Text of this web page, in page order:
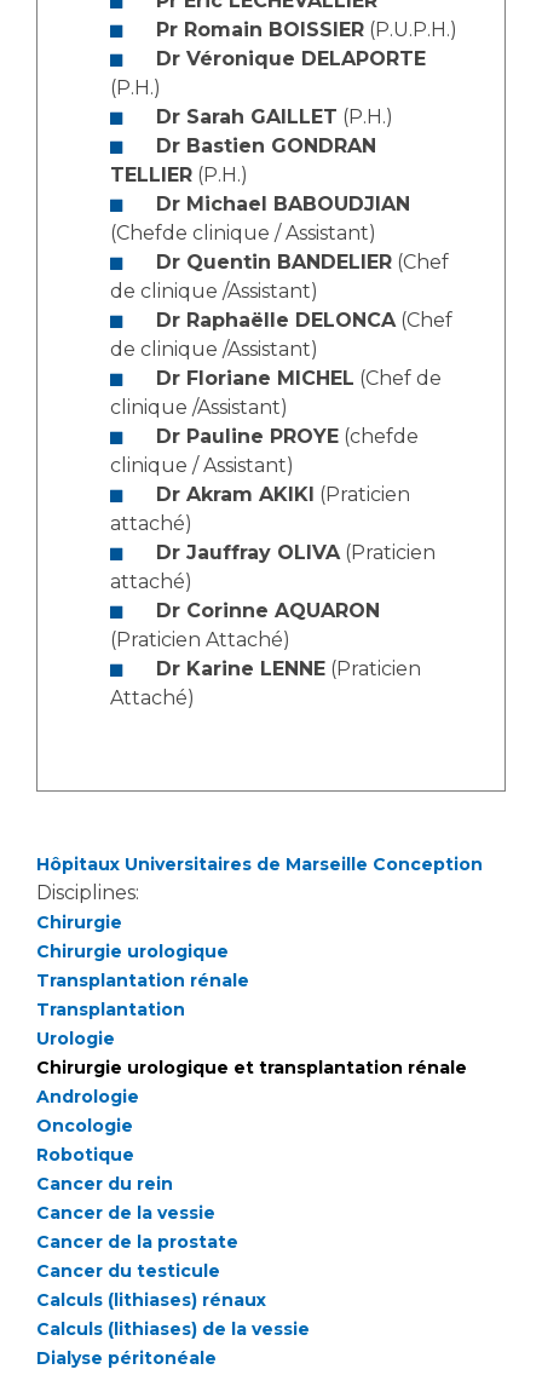
Salon des familles
Transports sanitaires
Vos droits, vos devoirs
Handicap
Handi 13
Pôle Médecine Physique et Réadaptation
Accueil sourds et malentendants
Charte Romain Jacob
Mouvement Parcours Handicap 13
Activité physique
Cancer
Médecine nucléaire
Vos représentants
La Commission Des Usagers (CDU)
Les Comités Locaux des Usagers
Le projet des usagers
Qualité
Nos indicateurs qualité et de sécurité des soins
Protection des données
Les structures de recherche
Écoles et Instituts de Formation
Plateforme des internes
Professionnels de santé
Adresser un patient
Réseaux de soins
Adresser un examen au Laboratoire de Biologie
Médicale
Radiologie / Imagerie
Cancérologie
Les pôles d'activité médicale
Anatomie et Cytologie Pathologiques
Adresser un examen au Laboratoire d'Infectiologie
Centres de référence Maladies Rares
Plateforme d'Expertise Maladies Rares
Dossiers de presse
Médiathèque
Fournisseurs
Rôles et missions
Liste des marchés conclus
Documents utiles
Pr Romain BOISSIER (P.U.P.H.)
Dr Véronique DELAPORTE
(P.H.)
Dr Sarah GAILLET (P.H.)
Dr Bastien GONDRAN
TELLIER (P.H.)
Dr Michael BABOUDJIAN
(Chefde clinique / Assistant)
Dr Quentin BANDELIER (Chef
de clinique /Assistant)
Dr Raphaëlle DELONCA(Chef
de clinique /Assistant)
Dr Floriane MICHEL (Chef de
clinique /Assistant)
Dr Pauline PROYE (chefde
clinique / Assistant)
Dr Akram AKIKI (Praticien
attaché)
Dr Jauffray OLIVA(Praticien
attaché)
Dr Corinne AQUARON
(Praticien Attaché)
Dr Karine LENNE (Praticien
Attaché)
Hôpitaux Universitaires de Marseille Conception
Disciplines:
Chirurgie
Chirurgie urologique
Transplantation rénale
Transplantation
Urologie
Chirurgie urologique et transplantation rénale
Andrologie
Oncologie
Robotique
Cancer du rein
Cancer de la vessie
Cancer de la prostate
Cancer du testicule
Calculs (lithiases) rénaux
Calculs (lithiases) de la vessie
Dialyse péritonéale